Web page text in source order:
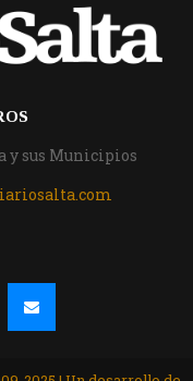
y sus Municipios